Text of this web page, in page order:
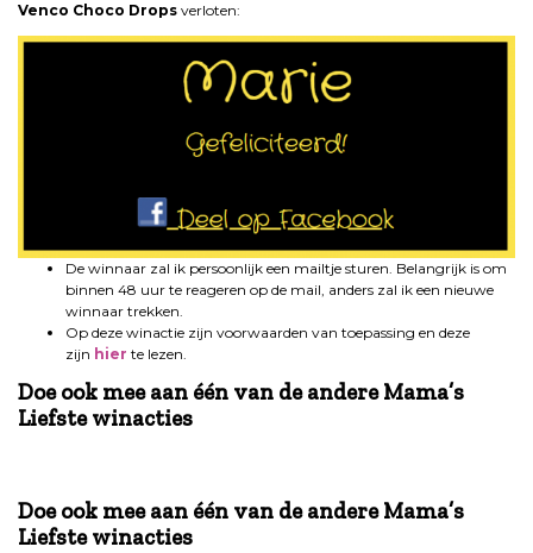
Venco Choco Drops verloten:
De winnaar zal ik persoonlijk een mailtje sturen. Belangrijk is om
binnen 48 uur te reageren op de mail, anders zal ik een nieuwe
winnaar trekken.
Op deze winactie zijn voorwaarden van toepassing en deze
zijn hier te lezen.
Doe ook mee aan één van de andere Mama’s
Liefste winacties
Doe ook mee aan één van de andere Mama’s
Liefste winacties